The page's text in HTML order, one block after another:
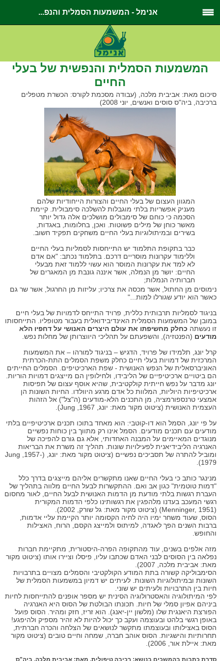
אנימל - המשמעות הסמלית והנפ...
המשמעות הסמלית והנפשית של בעלי
החיים
סיכום מאת: אביבית מלכה, (עבודה מסכמת לקורס: הכשרת מטפלים
ברכיבה, ביה"ס סוסים ואנשים, יוני 2008)
המגוון העצום של בעלי החיים והצורות הייחודיות שלהם
מעניק אפשריות בלתי מוגבלות להשלכה סימבולית. קיימת
הסכמה כי כוחם של סימבולים מושלכים אלה גדול יותר
מאשר כוחן של מילים פשוטות. ואכן, בחלומות, באגדות,
בשירים ובמיתולוגיות בעלי החיים משחקים תפקיד חשוב.
כבר בתקופת התלמוד יש התייחסות לסמליות בעלי החיים
וללימוד עקרונות מוסריים דרכם. בתלמוד נכתב: "אם אדם
לא למד את עקרונות המוסר הוא עשוי ללמוד זאת מבעלי
החיים: יושר מן הנמלה, אשר איננה גונבת מן המאגרים של
חברותיה הנמלות;
נימוסים מן החתול, אשר מכסה את צרכיו; עליזות מן החרגול, אשר שר גם
כאשר הוא יודע שגורלו למות..."
בניגוד לסמליות תרבותית כללית, פרויד התייחס לדמויות של בעלי חיים
במובן של המשמעות הסמלית האינדיבידואלית בעבור מטופליו. התייחסותו
זו נעשתה כחלק מחשיפתו את עולם היצרים האנושי על דחפיו הלא
מודעים (הפנטזיה), והשפעתם על תהליכי היווצרותן של מחלות נפש.
קרל יונג, תלמידו של פרויד, הדגיש – בניגוד למורהו – את המשמעות
המרכזית של דמויות בעלי חיים כחלק משפת הסמלים התת-הכרתית
האוניברסאלית של הנפש האנושית - שפת הארכיטיפים. הסמלים החייתים
הם ביטויים ארכיטיפיים של הליבידו, ולחילופין הם מייצגים דמויות הוריות.
יונג מדבר על נפש חייתית קולקטיבית, שהיא אוסף עצום של תפיסות
ארכיטיפיות היוליות, המלוות כל אדם מרגע היוולדו. החיות השונות הן
אמצעי טרנספורמציה, מן התכנים הלא-מודעים (ה"צל") אל הזהות
העצמית האנושית (ציטוט מקור מאת: יונג, Jung ,1967).
על פי יונג, הסמל הוא דו-קוטבי: הוא מאחד בתוכו תכנים ארכיטיפיים בלתי
מודעים עם תכנים מודעים. הסמל אינו רק מתווך בין כוחות נפשיים
מנוגדים המאיימים על המבנה האחדותי, אלא גם גורם להפיכה של
האנרגיה הליבידיאנית לפעילויות שונות. תהליך זה משרת את הבריאות
ומוביל להתרה של תסביכים נפשיים (ציטוט מקור מאת: יונג, (Jung ,1957-
1979).
מנינגר כותב כי בעלי החיים שאנו מתקשרים אליהם מייצגים בדרך כלל
"דמות טוטמית" כגון אב ואם. ההתקשרות לבעל החיים מלווה בתהליך של
העברת רגשות בלתי מודעת מן הדמות האנושית לבעל החיים, לאור מחסום
רגשי המעכב בעדנו מלהפגין את רגשותינו כלפי הדמות המקורית
(Menninger, 1951) (ציטוט מקור מאת: גל שורק, 2002).
הסוס, שעוד משחר ימיו היה לחיה הקסומה יותר הקיימת עליי אדמות,
ברבות השנים הפך לאגדה, למיתוס ולמייצג הקסם, הרוח, האצילות
והחופש.
מזה אלפים בשנים, עוד מהתקופה הפרה-היסטורית, מתקיימת חברות
נפלאה בין הסוסים לבני האדם שכתבו עליו, פיסלו וציירו אותו (ציטוט מקור
מאת: אביבית מלכה, 2007).
הסימבוליקה קשורה בתת המודע הקולקטיבי והסמלים מצויים בתרבויות
השונות ובמיתולוגיות השונות. לעיתים יש דמיון במשמעות הסמלית של
חיות בין התרבויות ולעיתים יש שוני.
לפי המיתולוגיה והאסטרולוגיה הסינית יש מספר אופנים להתייחסות לחיות
ביניהם אפיון סמלי של חיות. תכונתו הבולטת של הסוס היא האנרגיה
הפורצת היאנגית שלו (מלשון יין-יאנג). הוא זריז, חזק ומהיר. הסוס פועל
באופן רגשי בלהט ובעוצמה ועקב כך יכול להיות לא זהיר מספיק ולהיפגע!
הסוס באצילותו ובעוצמתו מתקשר לנושאים של הצלחה והכרה חברתית,
תחרותיות והישגיות. הסוס אוהב חברה, שמחה וחיים טובים (ציטוט מקור
מאת: איילת אור, 2006).
סדרת כתבות בהמשכים בנושא: רכיבה טיפולית. מאת: אביבית מלכה, ביה"ס